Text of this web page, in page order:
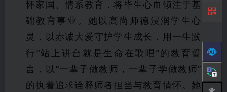
怀家国、情系教育，将毕生心血倾注于基
础教育事业。她以高尚师德浸润学生心
灵，以赤诚大爱守护学生成长，用一生践
行“站上讲台就是生命在歌唱”的教育誓
言，以“一辈子做教师，一辈子学做教师”
的执着追求诠释师者担当与教育情怀。她